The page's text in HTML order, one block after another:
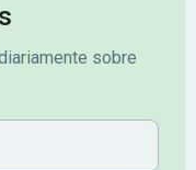
sobre